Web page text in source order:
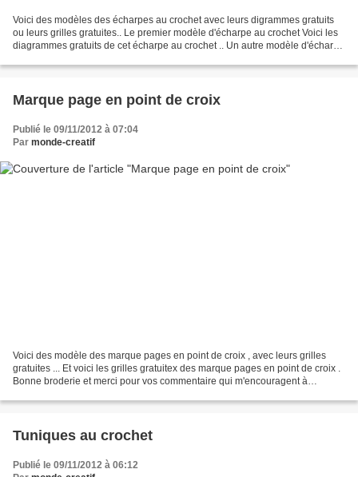
Voici des modèles des écharpes au crochet avec leurs digrammes gratuits
ou leurs grilles gratuites.. Le premier modèle d'écharpe au crochet Voici les
diagrammes gratuits de cet écharpe au crochet .. Un autre modèle d'écharpe
Marque page en point de croix
Publié le 09/11/2012 à 07:04
Par monde-creatif
Voici des modèle des marque pages en point de croix , avec leurs grilles
gratuites ... Et voici les grilles gratuitex des marque pages en point de croix .
Bonne broderie et merci pour vos commentaire qui m'encouragent à
Tuniques au crochet
Publié le 09/11/2012 à 06:12